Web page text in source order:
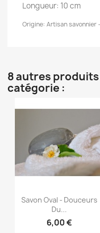
Longueur: 10 cm
Origine: Artisan savonnier
8 autres
catégorie :
Aperçu rapide
Savon Oval - Douceurs
Du...
6,00 €